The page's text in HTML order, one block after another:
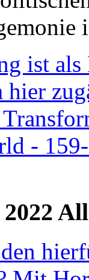
ist
hier
-